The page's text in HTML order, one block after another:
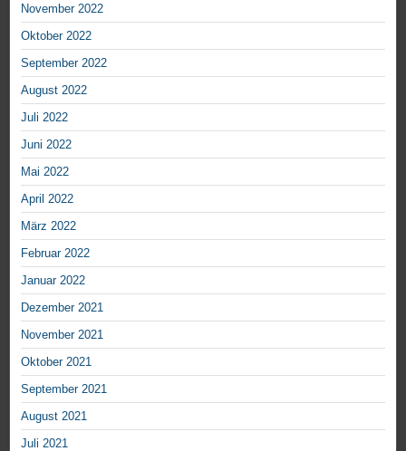
November 2022
Oktober 2022
September 2022
August 2022
Juli 2022
Juni 2022
Mai 2022
April 2022
März 2022
Februar 2022
Januar 2022
Dezember 2021
November 2021
Oktober 2021
September 2021
August 2021
Juli 2021